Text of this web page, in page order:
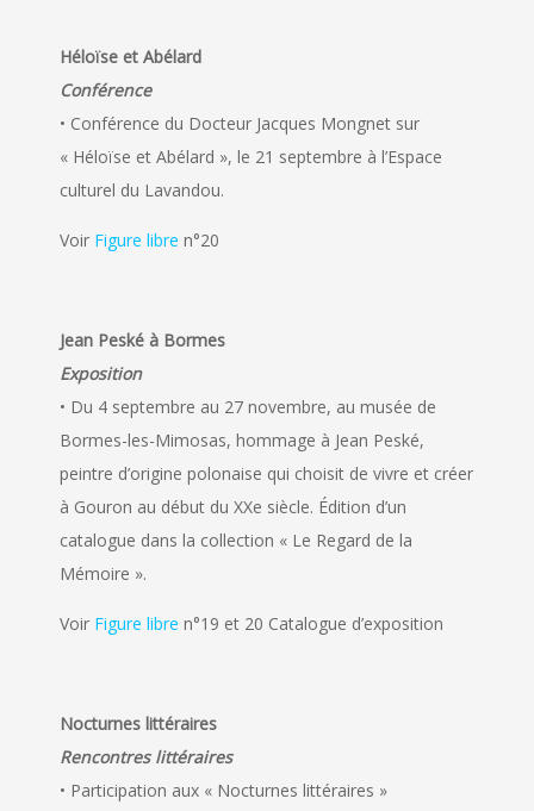
Héloïse et Abélard
Conférence
• Conférence du Docteur Jacques Mongnet sur
« Héloïse et Abélard », le 21 septembre à l’Espace
culturel du Lavandou.
Voir Figure libre n°20
Jean Peské à Bormes
Exposition
• Du 4 septembre au 27 novembre, au musée de
Bormes-les-Mimosas, hommage à Jean Peské,
peintre d’origine polonaise qui choisit de vivre et créer
à Gouron au début du XXe siècle. Édition d’un
catalogue dans la collection « Le Regard de la
Mémoire ».
Voir Figure libre n°19 et 20 Catalogue d’exposition
Nocturnes littéraires
Rencontres littéraires
• Participation aux « Nocturnes littéraires »